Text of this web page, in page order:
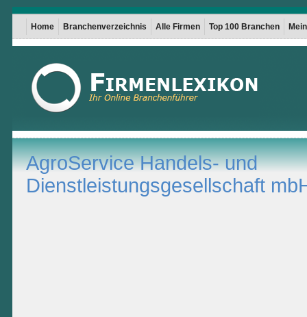
Home Branchenverzeichnis Alle Firmen Top 100 Branchen
AgroService Handels- und
Dienstleistungsgesellschaft